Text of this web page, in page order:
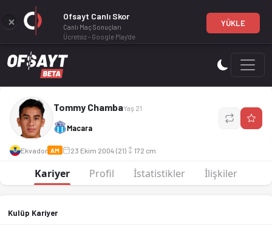
Tommy Chamba, AM mevkiinde profesyonel bir futbol
Tommy ChambaYaş 21
Macara
Ekvador AM 23 Ekim 2004 (21) 172 cm
Kariyer Profil İstatistikler İlişkiler
Kulüp Kariyer
Ofsayt Canlı Skor
Canlı Maç Sonuçları
Ücretsiz - Google Play'de
YÜKLE